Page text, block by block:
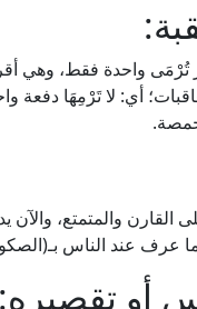
تُرْمَى واحدة فقط، وهي
أي: لا تَرْمِهَا دفعة
القارن والمتمتع،
عرف عند الناس
أو تقصيره: